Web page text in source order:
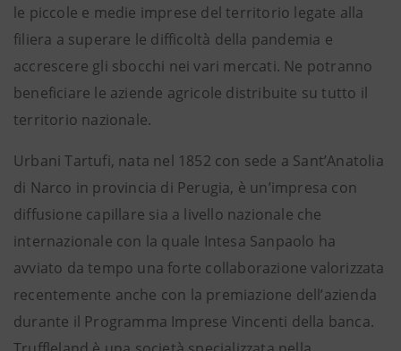
le piccole e medie imprese del territorio legate alla
filiera a superare le difficoltà della pandemia e
accrescere gli sbocchi nei vari mercati. Ne potranno
beneficiare le aziende agricole distribuite su tutto il
territorio nazionale.
Urbani Tartufi, nata nel 1852 con sede a Sant’Anatolia
di Narco in provincia di Perugia, è un’impresa con
diffusione capillare sia a livello nazionale che
internazionale con la quale Intesa Sanpaolo ha
avviato da tempo una forte collaborazione valorizzata
recentemente anche con la premiazione dell’azienda
durante il Programma Imprese Vincenti della banca.